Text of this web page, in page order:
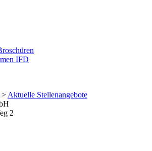
IFD
> Aktuelle Stellenangebote
2